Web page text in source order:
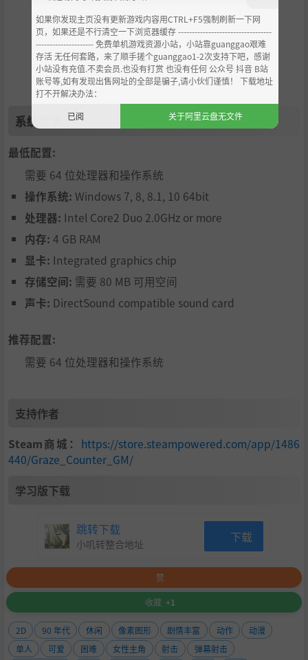
火鸟 疾风（かとり はやて）特殊机体『Revol Gear』的驾驶
员。真实身份是世界上数一数二的天才程序员。和EDEN有非
常深的渊源。
雾雨 斩子（きりさめ きりこ） 在近战时可以发挥极为可观
火力的特殊机体『Kirisame Blade』的驾驶员。是偷偷对卯
月怀有好意的病娇少女。
史托丽雅薇支配虚拟网络“EDEN”的神秘存在，详情不
明。她到底是何方神圣……
系统
灭敌人的2D纵向卷轴射击游戏。
每个自机在擦弹时都可以填充“反击计量表”，消耗计量表
可以发动强力的攻击。
可以发动更强力的“破坏模式”。
以强力的反击攻击来彻底破坏！
特点
5关卡+2个分支路线关卡，共7关。同时也实装了连续游
玩全部7关的全关模式。
4个阶段的难度。
在出场角色轻快而富有深意的对话中展开的共计4条路线
的故事。
于前作重置的及全新的贴图。
可使用鼠标、手柄及键盘组合操作的灵活操作方式。
2种初级机体+14种解锁机体，共16种可选机体。
系统需求
最低配置:
需要 64 位处理器和操作系统
操作系统: Windows 7, 8, 8.1, 10 64bit
处理器: Intel Core2 Duo 2.0GHz or more
内存: 4 GB RAM
显卡: Integrated graphics chip
存储空间: 需要 80 MB 可用空间
声卡: DirectSound compatible sound card
推荐配置:
需要 64 位处理器和操作系统
支持作者
Steam商城： https://store.steampowered.com/app/1486
440/Graze_Counter_GM/
学习版下载
跳转下载
小叽转整合地址 下载
赞
收藏 +1
2D 90 年代 休闲 像素图形 剧情丰富 动作
动漫
单人
可爱 困难 女性主角 射击
弹幕射击
如果你发现主页没有更新游戏内容用CTRL+F5强制刷新一下网
页，如果还是不行清空一下浏览器缓存 ----------------------------------
--------------------- 免费单机游戏资源小站，小站靠guanggao艰难
存活 无任何套路，来了顺手搓个guanggao1-2次支持下吧，感谢
小站没有充值.不卖会员.也没有打赏 也没有任何 公众号 抖音 B站
账号等,如有发现出售网址的全部是骗子,请小伙们谨慎！ 下载地址
打不开解决办法：
已阅
关于阿里云盘无文件